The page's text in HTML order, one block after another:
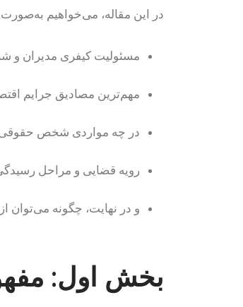
در این مقاله، می‌خواهیم
مسئولیت کیفری مدیران و
مهم‌ترین مصادیق جرایم
در چه مواردی شخص حقوقی
رویه قضایی و مراحل
و در نهایت، چگونه می‌توان
بخش اول: